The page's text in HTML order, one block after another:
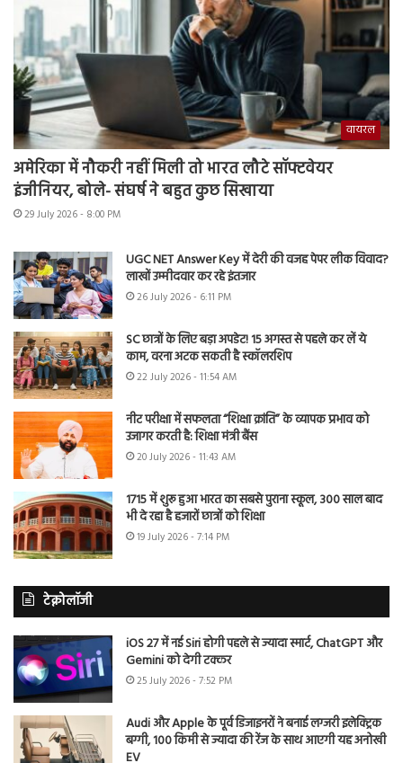
वायरल
अमेरिका में नौकरी नहीं मिली तो भारत लौटे सॉफ्टवेयर
इंजीनियर, बोले- संघर्ष ने बहुत कुछ सिखाया
29 July 2026 - 8:00 PM
UGC NET Answer Key में देरी की वजह पेपर लीक विवाद?
लाखों उम्मीदवार कर रहे इंतजार
26 July 2026 - 6:11 PM
SC छात्रों के लिए बड़ा अपडेट! 15 अगस्त से पहले कर लें ये
काम, वरना अटक सकती है स्कॉलरशिप
22 July 2026 - 11:54 AM
नीट परीक्षा में सफलता “शिक्षा क्रांति” के व्यापक प्रभाव को
उजागर करती है: शिक्षा मंत्री बैंस
20 July 2026 - 11:43 AM
1715 में शुरू हुआ भारत का सबसे पुराना स्कूल, 300 साल बाद
भी दे रहा है हजारों छात्रों को शिक्षा
19 July 2026 - 7:14 PM
टेक्नोलॉजी
iOS 27 में नई Siri होगी पहले से ज्यादा स्मार्ट, ChatGPT और
Gemini को देगी टक्कर
25 July 2026 - 7:52 PM
Audi और Apple के पूर्व डिजाइनरों ने बनाई लग्जरी इलेक्ट्रिक
बग्गी, 100 किमी से ज्यादा की रेंज के साथ आएगी यह अनोखी
EV